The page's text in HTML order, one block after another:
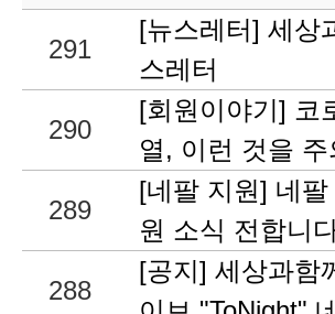
291
[뉴스레터] 세상
스레터
290
[회원이야기] 코
열, 이런 것을
289
[네팔 지원] 네
원 소식 전합니
288
[공지] 세상과함